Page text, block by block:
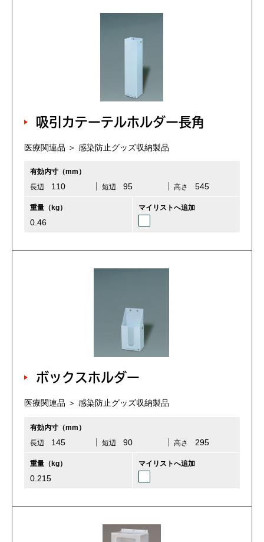
吸引カテーテルホルダー長角
医療関連品 ＞ 感染防止グッズ収納製品
有効内寸（mm）
長辺
110 短辺 95 高さ 545
重量（kg）
0.46
マイリストへ追加
ボックスホルダー
医療関連品 ＞ 感染防止グッズ収納製品
有効内寸（mm）
長辺
145 短辺 90 高さ 295
重量（kg）
0.215
マイリストへ追加